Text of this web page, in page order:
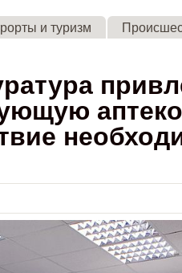
Skip to main content
и туризм